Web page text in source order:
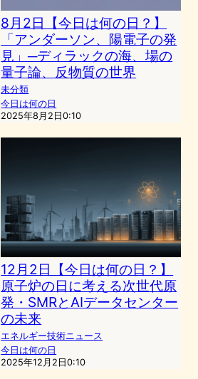
8月2日【今日は何の日？】
「アンダーソン、陽電子の発
見」─ディラックの海、場の
量子論、反物質の世界
未分類
今日は何の日
2025年8月2日0:10
12月2日【今日は何の日？】
原子炉の日に考える次世代原
発・SMRとAIデータセンター
の未来
エネルギー技術ニュース
今日は何の日
2025年12月2日0:10